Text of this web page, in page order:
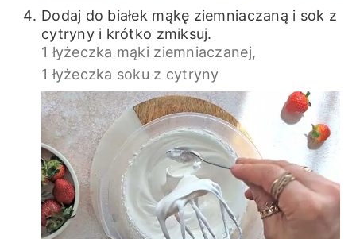
Dodaj do białek mąkę ziemniaczaną i sok z
cytryny i krótko zmiksuj.
1 łyżeczka mąki ziemniaczanej,
1 łyżeczka soku z cytryny